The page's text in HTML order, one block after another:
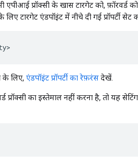
एपीआई प्रॉक्सी के खास टारगेट को, फ़ॉरवर्ड
टारगेट एंडपॉइंट में नीचे दी गई प्रॉपर्टी सेट
के लिए, एंडपॉइंट प्रॉपर्टी का रेफ़रंस देखें.
प्रॉक्सी का इस्तेमाल नहीं करना है, तो यह